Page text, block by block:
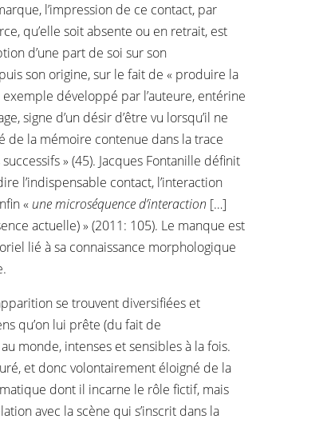
l’impression de ce contact, par
qu’elle soit absente ou en retrait, est
d’une part de soi sur son
son origine, sur le fait de « produire la
développé par l’auteure, entérine
signe d’un désir d’être vu lorsqu’il ne
de la mémoire contenue dans la trace
» (45). Jacques Fontanille définit
l’indispensable contact, l’interaction
« une microséquence d’interaction […]
actuelle) » (2011: 105). Le manque est
lié à sa connaissance morphologique
se trouvent diversifiées et
qu’on lui prête (du fait de
monde, intenses et sensibles à la fois.
et donc volontairement éloigné de la
dont il incarne le rôle fictif, mais
avec la scène qui s’inscrit dans la